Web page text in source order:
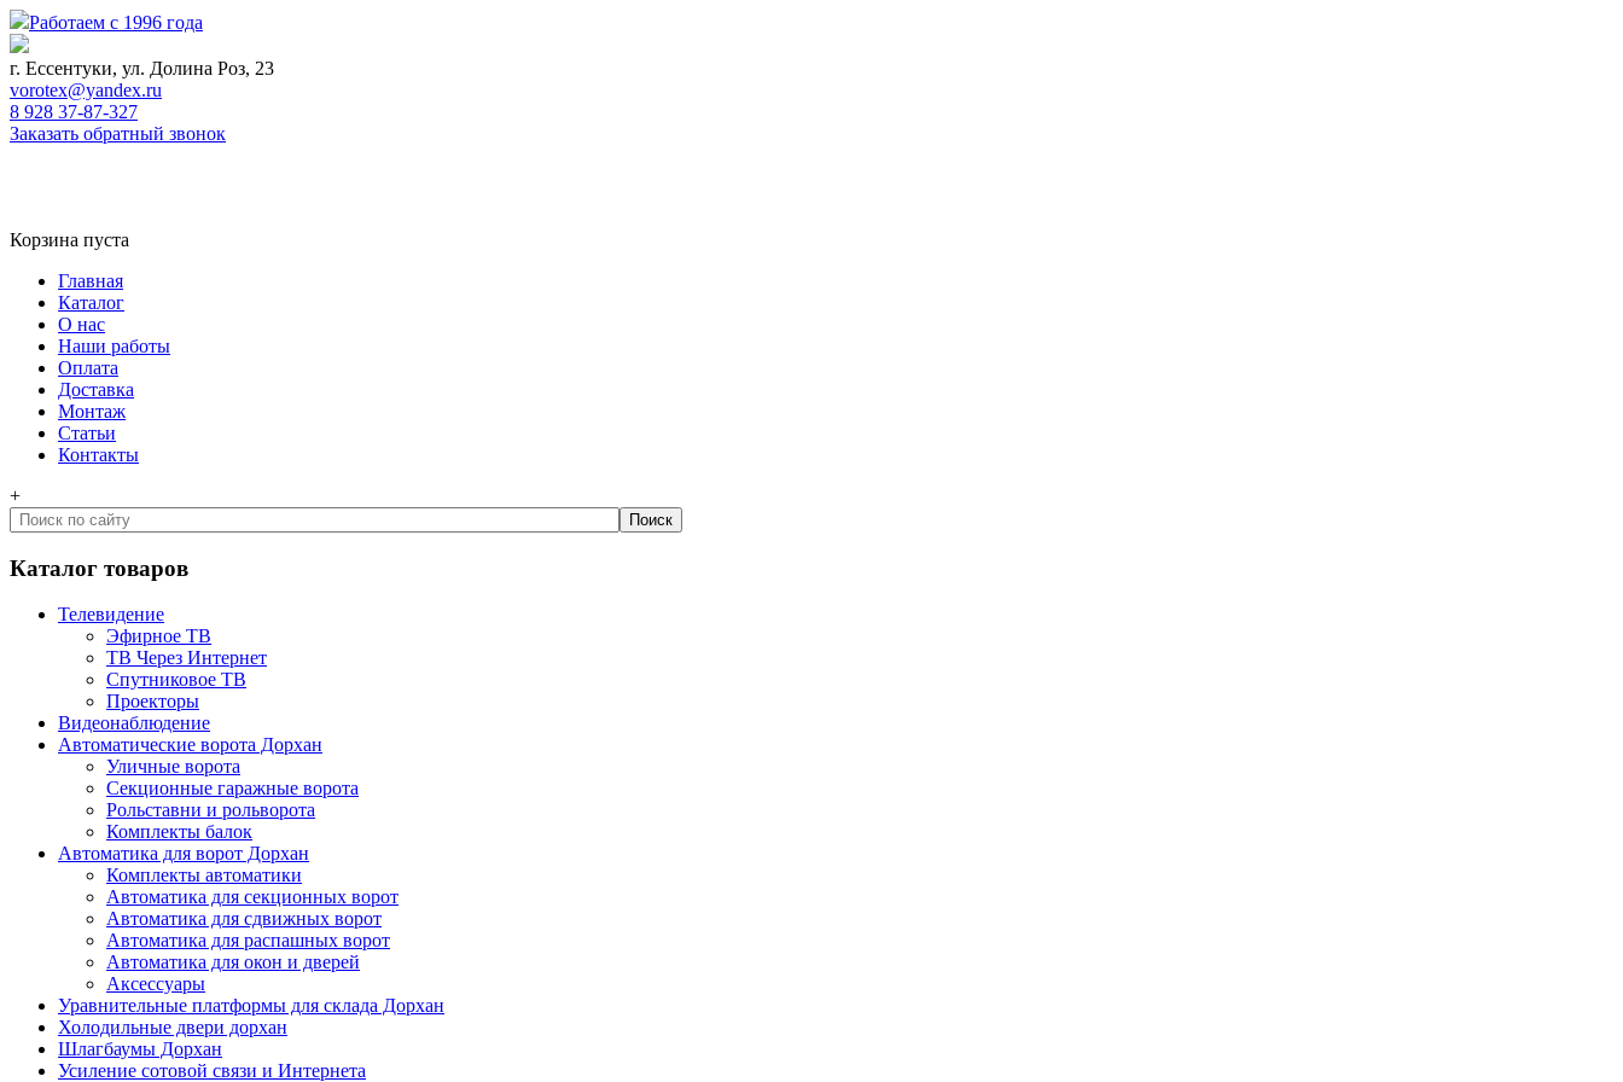
Работаем с 1996 года
г. Ессентуки, ул. Долина Роз, 23
vorotex@yandex.ru
8 928 37-87-327
Заказать обратный звонок
Корзина пуста
Главная
Каталог
О нас
Наши работы
Оплата
Доставка
Монтаж
Статьи
Контакты
+
Каталог товаров
Телевидение
Эфирное ТВ
ТВ Через Интернет
Спутниковое ТВ
Проекторы
Видеонаблюдение
Автоматические ворота Дорхан
Уличные ворота
Секционные гаражные ворота
Рольставни и рольворота
Комплекты балок
Автоматика для ворот Дорхан
Комплекты автоматики
Автоматика для секционных ворот
Автоматика для сдвижных ворот
Автоматика для распашных ворот
Автоматика для окон и дверей
Аксессуары
Уравнительные платформы для склада Дорхан
Холодильные двери дорхан
Шлагбаумы Дорхан
Усиление сотовой связи и Интернета